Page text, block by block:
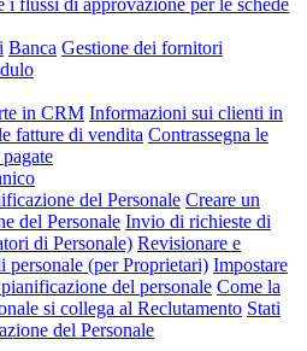
Banca Gestione dei fornitori
in CRM Informazioni sui clienti in
fatture di vendita Contrassegna le
del Personale Creare un
del Personale Invio di richieste di
di Personale) Revisionare e
personale (per Proprietari) Impostare
del personale Come la
si collega al Reclutamento Stati
del Personale